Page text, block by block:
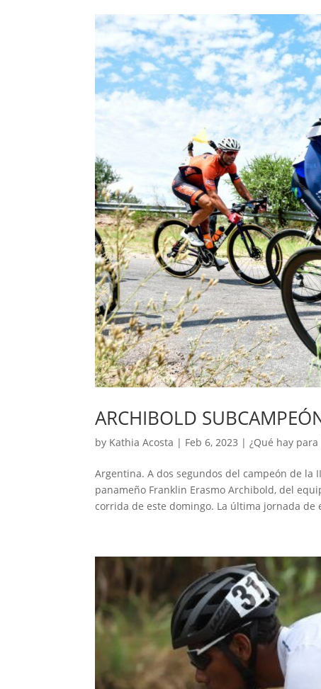
ARCHIBOLD
by Kathia Acosta | Feb 6, 2023 |¿Qué hay para
Argentina. A dos segundos del campeón de la
panameño Franklin Erasmo Archibold, del
corrida de este domingo. La última jornada de